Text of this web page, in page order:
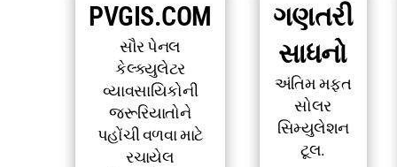
PVGIS.COM
સૌર પેનલ
કેલ્ક્યુલેટર
વ્યાવસાયિકોની
જરૂરિયાતોને
પહોંચી વળવા માટે
રચાયેલ
ગણતરી
સાધનો
અંતિમ મફત
સોલર
સિમ્યુલેશન
ટૂલ.